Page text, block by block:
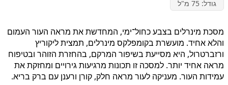
גודל: 75 מ"ל
מסכת מינרלים בצבע כחול־ימי, המחדשת את מראה העור העמום
והלא אחיד. מועשרת בקומפלקס מינרלים, תמצית ליקוריץ
ורזברטרול, היא מסייעת בשיפור המרקם, בהחזרת הזוהר ובטיפוח
מראה אחיד יותר. למסכה זו תכונות מרגיעות גירויים ומחזקת את
עמידות העור. מעניקה לעור מראה חלק, קורן ורענן עם ברק בריא.